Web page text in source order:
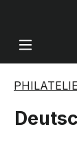
PHILATELIE